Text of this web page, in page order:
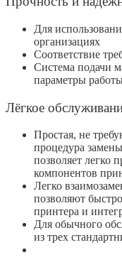
Для
организациях
Соответствие
Система подачи
параметры
Лёгкое
Простая, не
процедура
позволяет легко
компонентов
Легко
позволяют
принтера и
Для обычного
из трех